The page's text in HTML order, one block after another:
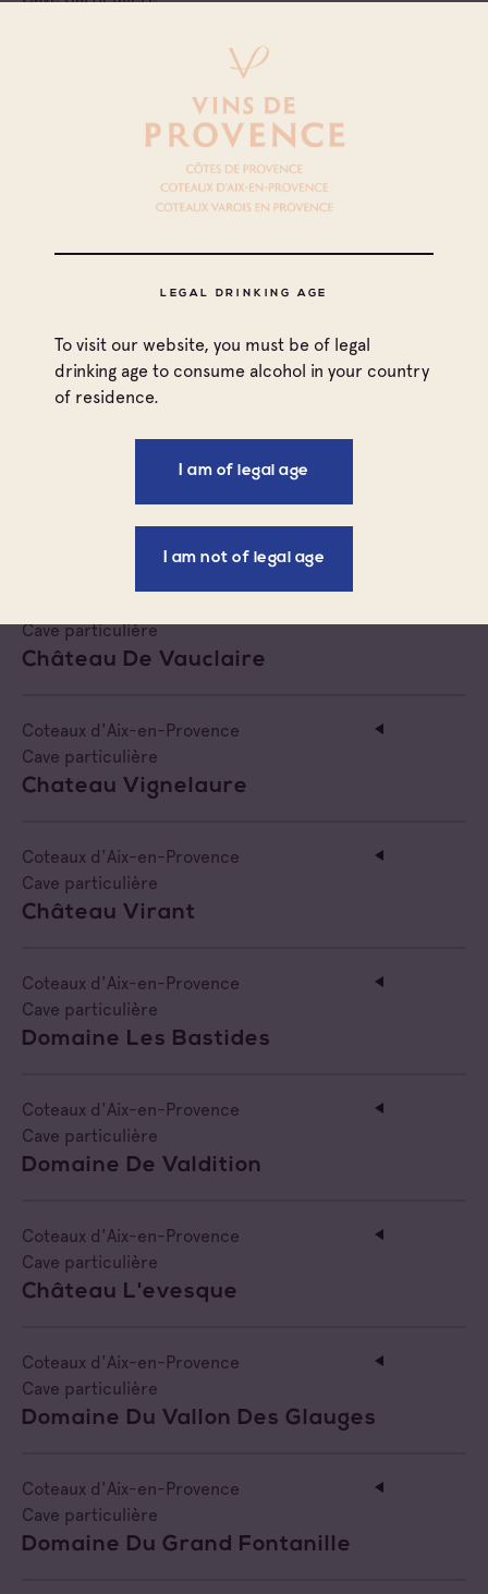
LEGAL DRINKING AGE
To visit our website, you must be of legal
drinking age to consume alcohol in your country
of residence.
I am of legal age
I am not of legal age
Coteaux d'Aix-en-Provence
Cave particulière
Château Petit Sonnailler
Cave particulière
Coteaux d'Aix-en-Provence
Cave particulière
Domaine De Suriane
Coteaux d'Aix-en-Provence
Cave particulière
Chateau Saint Hilaire
Cave particulière
Château De Vauclaire
Coteaux d'Aix-en-Provence
Cave particulière
Chateau Vignelaure
Coteaux d'Aix-en-Provence
Cave particulière
Château Virant
Coteaux d'Aix-en-Provence
Cave particulière
Domaine Les Bastides
Coteaux d'Aix-en-Provence
Cave particulière
Domaine De Valdition
Coteaux d'Aix-en-Provence
Cave particulière
Château L'evesque
Coteaux d'Aix-en-Provence
Cave particulière
Domaine Du Vallon Des Glauges
Coteaux d'Aix-en-Provence
Cave particulière
Domaine Du Grand Fontanille